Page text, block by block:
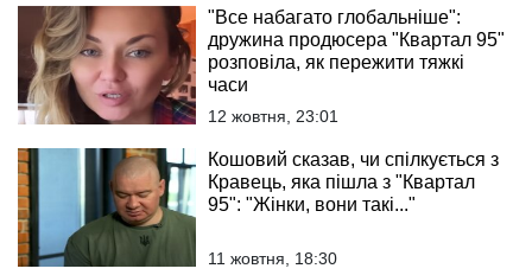
"Все набагато глобальніше":
дружина продюсера "Квартал 95"
розповіла, як пережити тяжкі
часи
12 жовтня, 23:01
Кошовий сказав, чи спілкується з
Кравець, яка пішла з "Квартал
95": "Жінки, вони такі..."
11 жовтня, 18:30